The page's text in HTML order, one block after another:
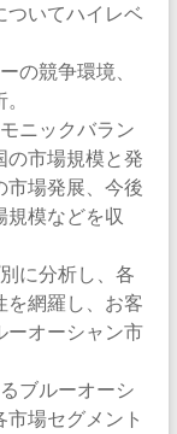
ついてハイレベ
の競争環境、
ニックバラン
の市場規模と発
市場発展、今後
規模などを収
に分析し、各
を網羅し、お客
ーオーシャン市
ブルーオーシ
場セグメント